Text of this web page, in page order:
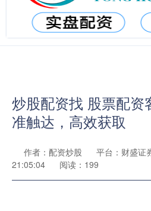
炒股配资找 股票配资
准触达，高效获取
作者：配资炒股 平台：财盛证
21:05:04
阅读：199